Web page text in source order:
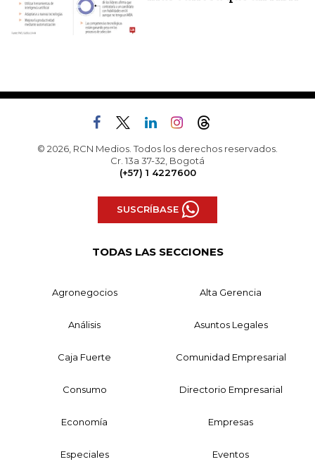
© 2026, RCN Medios. Todos los derechos reservados.
Cr. 13a 37-32, Bogotá
(+57) 1 4227600
SUSCRÍBASE
TODAS LAS SECCIONES
Agronegocios Alta Gerencia
Análisis Asuntos Legales
Caja Fuerte Comunidad Empresarial
Consumo Directorio Empresarial
Economía Empresas
Especiales Eventos